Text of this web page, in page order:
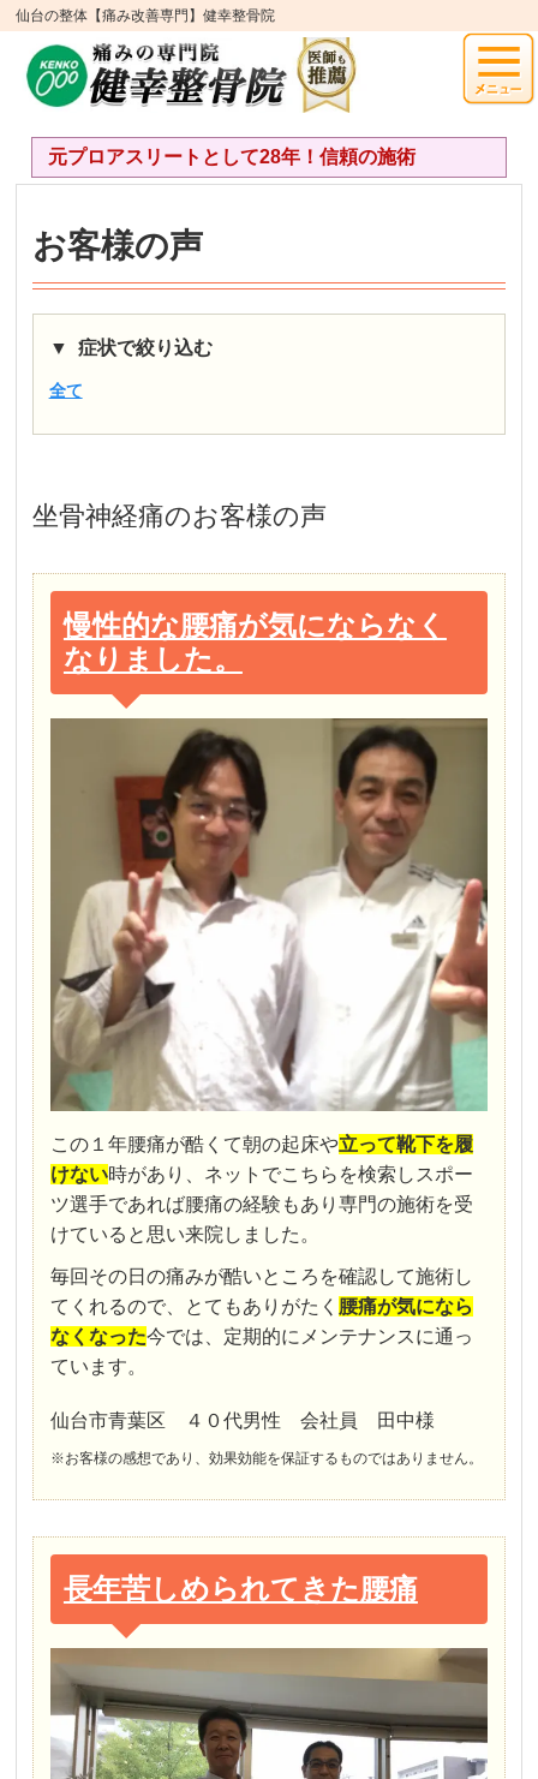
仙台の整体【痛み改善専門】健幸整骨院
元プロアスリートとして28年！信頼の施術
お客様の声
症状で絞り込む
全て
坐骨神経痛のお客様の声
慢性的な腰痛が気にならなく
なりました。
この１年腰痛が酷くて朝の起床や立って靴下を履
けない時があり、ネットでこちらを検索しスポー
ツ選手であれば腰痛の経験もあり専門の施術を受
けていると思い来院しました。
毎回その日の痛みが酷いところを確認して施術し
てくれるので、とてもありがたく 腰痛が気になら
なくなった今では、定期的にメンテナンスに通っ
ています。
仙台市青葉区 ４０代男性 会社員 田中様
※お客様の感想であり、効果効能を保証するものではありません。
長年苦しめられてきた腰痛